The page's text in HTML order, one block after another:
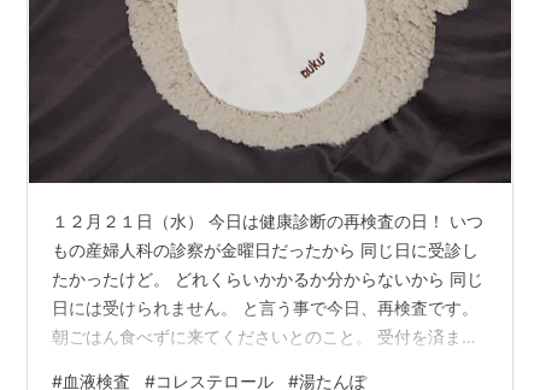
１２月２１日（水） 今日は健康診断の再検査の日！ いつ
もの産婦人科の診察が金曜日だったから 同じ日に受診し
たかったけど。 どれくらいかかるか分からないから 同じ
日には受けられません。 と言う事で今日、再検査です。
朝ごはん食べずに来てくださいとのこと。 受付を済ま
#血液検査 #コレステロール #湯たんぽ